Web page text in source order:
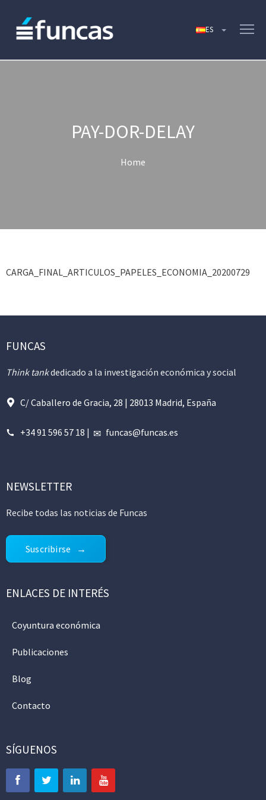
PAY-DOR-DELAY
Home
CARGA_FINAL_ARTICULOS_PAPELES_ECONOMIA_20200729
FUNCAS
Think tankdedicado a la investigación económica y social
C/ Caballero de Gracia, 28 | 28013 Madrid, España
+34 91 596 57 18 | funcas@funcas.es
NEWSLETTER
Recibe todas las noticias de Funcas
Suscribirse
ENLACES DE INTERÉS
Coyuntura económica
Publicaciones
Blog
Contacto
SÍGUENOS